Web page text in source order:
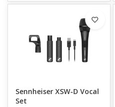
Sennheiser XSW-D Vocal
Set